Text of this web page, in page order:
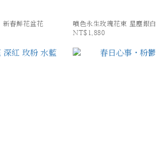
新春鮮花盆花
噴色永生玫瑰花束 星塵銀白
NT$1,880